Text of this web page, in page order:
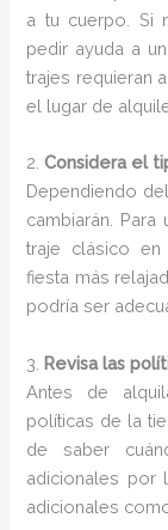
a tu cuerpo. Si
pedir ayuda a
trajes requieran
el lugar de
2.Considera el
Dependiendo
cambiarán.
traje clásico en
fiesta más
podría ser
3. Revisa las
Antes de
políticas de la
de saber
adicionales por
adicionales